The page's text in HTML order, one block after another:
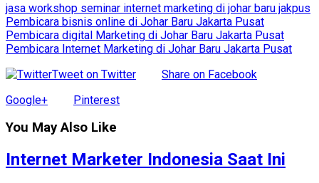
jasa workshop seminar internet marketing di johar baru jakpus
Pembicara bisnis online di Johar Baru Jakarta Pusat
Pembicara digital Marketing di Johar Baru Jakarta Pusat
Pembicara Internet Marketing di Johar Baru Jakarta Pusat
Tweet on Twitter
Share on Facebook
Google+
Pinterest
You May Also Like
Internet Marketer Indonesia Saat Ini